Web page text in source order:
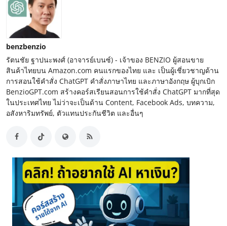
benzbenzio
รัตนชัย ฐาปนะพงศ์ (อาจารย์เบนซ์) - เจ้าของ BENZIO ผู้สอนขาย
สินค้าไทยบน Amazon.com คนแรกของไทย และ เป็นผู้เชี่ยวชาญด้าน
การสอนใช้คำสั่ง ChatGPT คำสั่งภาษาไทย และภาษาอังกฤษ ผู้บุกเบิก
BenzioGPT.com สร้างคอร์สเรียนสอนการใช้คำสั่ง ChatGPT มากที่สุด
ในประเทศไทย ไม่ว่าจะเป็นด้าน Content, Facebook Ads, บทความ,
อสังหาริมทรัพย์, ตัวแทนประกันชีวิต และอื่นๆ